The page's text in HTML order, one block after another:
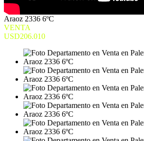
Araoz 2336 6ºC
VENTA
USD206.010